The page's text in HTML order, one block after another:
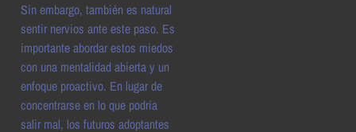
Sin embargo, también es natural
sentir nervios ante este paso. Es
importante abordar estos miedos
con una mentalidad abierta y un
enfoque proactivo. En lugar de
concentrarse en lo que podría
salir mal, los futuros adoptantes